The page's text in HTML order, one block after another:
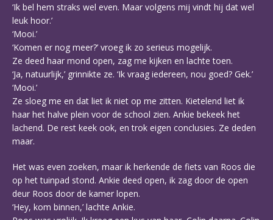
‘Ik bel hem straks wel even. Maar volgens mij vindt hij dat wel
leuk hoor.’
‘Mooi.’
‘Komen er nog meer?’ vroeg ik zo serieus mogelijk.
Ze deed haar mond open, zag me kijken en lachte toen.
‘Ja, natuurlijk,’ grinnikte ze. ‘Ik vraag iedereen, nou goed? Gek.’
‘Mooi.’
Ze sloeg me en dat liet ik niet op me zitten. Kietelend liet ik
haar het halve plein voor de school zien. Ankie bekeek het
lachend. De rest keek ook, en trok eigen conclusies. Ze deden
maar.
Het was even zoeken, maar ik herkende de fiets van Roos die
op het tuinpad stond. Ankie deed open, ik zag door de open
deur Roos door de kamer lopen.
‘Hey, kom binnen,’ lachte Ankie.